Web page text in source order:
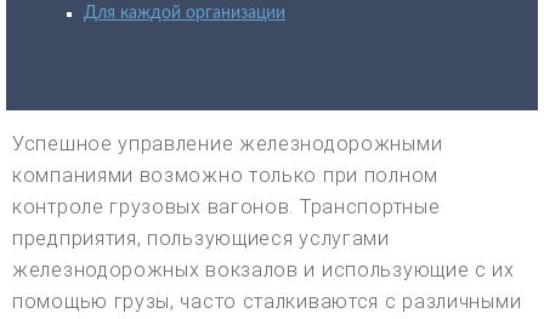
Для каждой организации
Успешное управление железнодорожными
компаниями возможно только при полном
контроле грузовых вагонов. Транспортные
предприятия, пользующиеся услугами
железнодорожных вокзалов и использующие с их
помощью грузы, часто сталкиваются с различными